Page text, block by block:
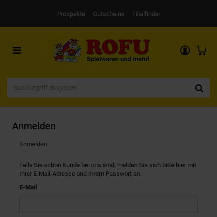
Prospekte Gutscheine Filialfinder
Toggle
navigation
Anmelden
Anmelden
Falls Sie schon Kunde bei uns sind, melden Sie sich bitte hier mit
Ihrer E-Mail-Adresse und Ihrem Passwort an.
E-Mail